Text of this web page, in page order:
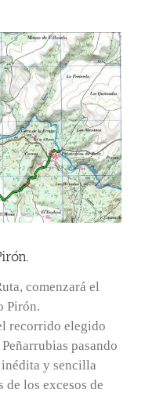
comenzará el
Pirón.
recorrido elegido
pasando
inédita y sencilla
de los excesos de